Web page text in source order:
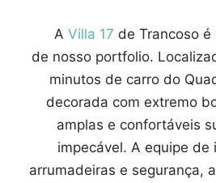
A Villa 17 de Trancoso
de nosso portfolio.
minutos de carro do
decorada com extremo
amplas e confortáveis
impecável. A equipe de
arrumadeiras e segurança,